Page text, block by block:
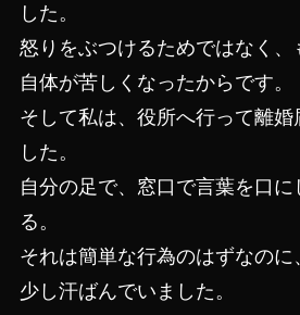
した。
怒りをぶつけるためではなく、
自体が苦しくなったからです。
そして私は、役所へ行って離婚
した。
自分の足で、窓口で言葉を口
る。
それは簡単な行為のはずなの
少し汗ばんでいました。